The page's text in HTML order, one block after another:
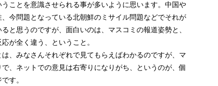
うことを意識させられる事が多いように思います。中国や
今問題となっている北朝鮮のミサイル問題などでそれが
と思うのですが、面白いのは、マスコミの報道姿勢と、
が全く違う、ということ。
は、みなさんそれぞれで見てもらえばわかるのですが、マ
で、ネットでの意見は右寄りになりがち、というのが、個
す。